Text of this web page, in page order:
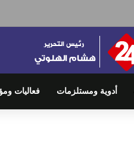
أدوية ومستلزمات فعاليات